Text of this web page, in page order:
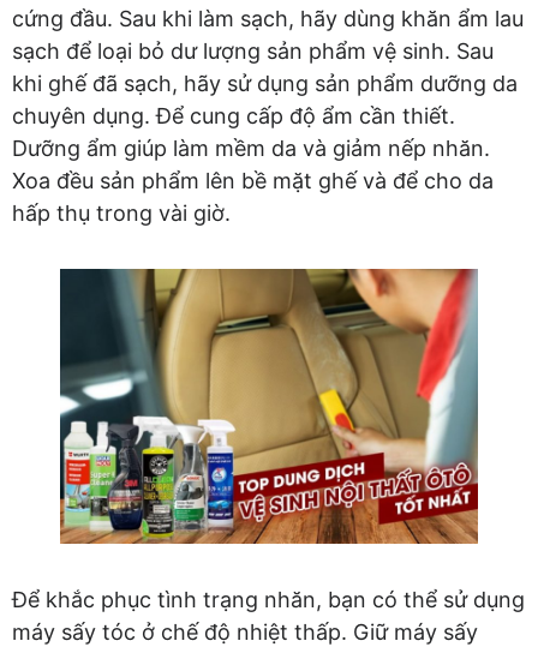
cứng đầu. Sau khi làm sạch, hãy dùng khăn ẩm lau
sạch để loại bỏ dư lượng sản phẩm vệ sinh. Sau
khi ghế đã sạch, hãy sử dụng sản phẩm dưỡng da
chuyên dụng. Để cung cấp độ ẩm cần thiết.
Dưỡng ẩm giúp làm mềm da và giảm nếp nhăn.
Xoa đều sản phẩm lên bề mặt ghế và để cho da
hấp thụ trong vài giờ.
Để khắc phục tình trạng nhăn, bạn có thể sử dụng
máy sấy tóc ở chế độ nhiệt thấp. Giữ máy sấy